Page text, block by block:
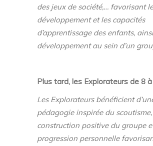
des jeux de société,… favorisant le
développement et les capacités
d’apprentissage des enfants,
développement au sein d’un
Plus tard, les Explorateurs de 8
Les Explorateurs bénéficient
pédagogie inspirée du
construction positive du groupe
progression personnelle